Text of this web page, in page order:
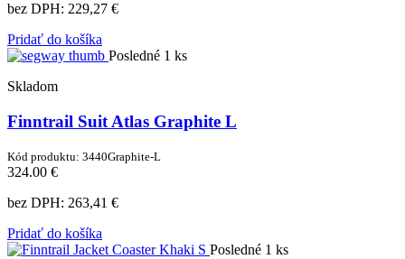
bez DPH: 229,27 €
Pridať do košíka
Posledné 1 ks
Skladom
Finntrail Suit Atlas Graphite L
Kód produktu: 3440Graphite-L
324.00 €
bez DPH: 263,41 €
Pridať do košíka
Posledné 1 ks